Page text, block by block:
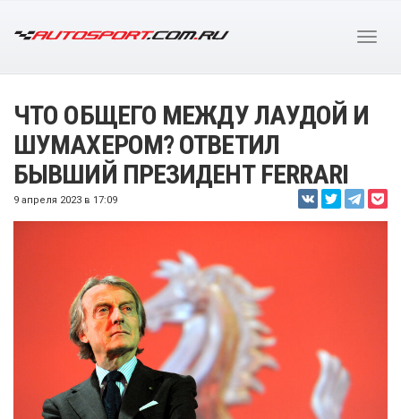
ЧТО ОБЩЕГО МЕЖДУ ЛАУДОЙ И
ШУМАХЕРОМ? ОТВЕТИЛ
БЫВШИЙ ПРЕЗИДЕНТ FERRARI
9 апреля 2023 в 17:09